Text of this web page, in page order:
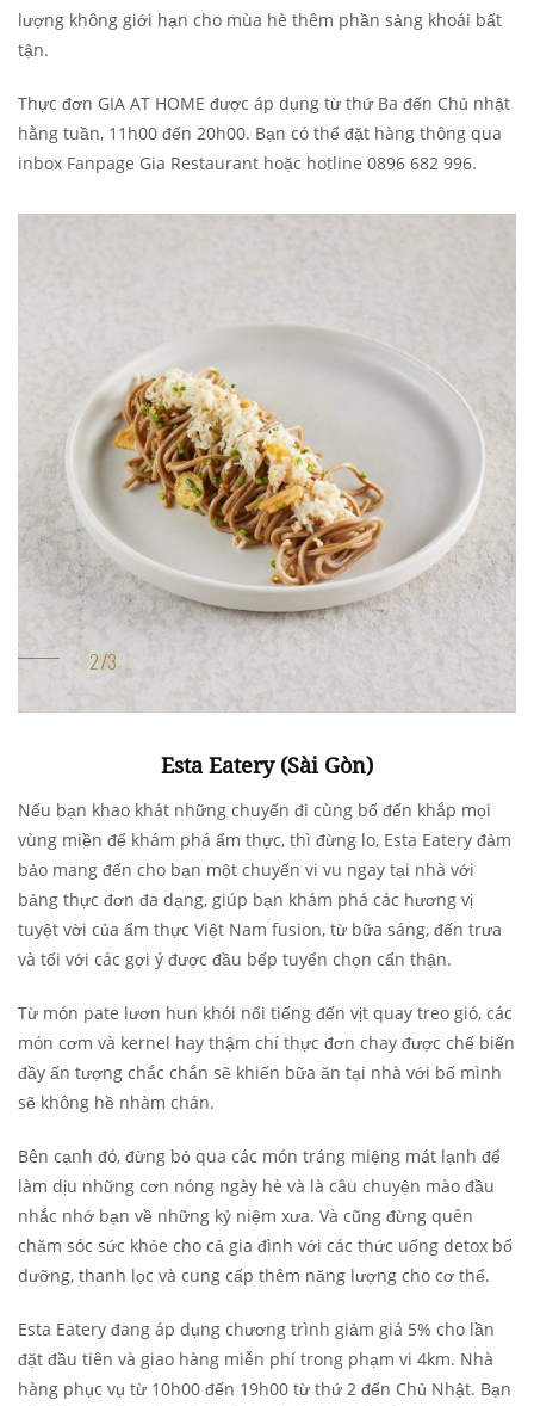
lượng không giới hạn cho mùa hè thêm phần sảng khoái bất
tận.
Thực đơn GIA AT HOME được áp dụng từ thứ Ba đến Chủ nhật
hằng tuần, 11h00 đến 20h00. Bạn có thể đặt hàng thông qua
inbox Fanpage Gia Restaurant hoặc hotline 0896 682 996.
Esta Eatery (Sài Gòn)
Nếu bạn khao khát những chuyến đi cùng bố đến khắp mọi
vùng miền để khám phá ẩm thực, thì đừng lo, Esta Eatery đảm
bảo mang đến cho bạn một chuyến vi vu ngay tại nhà với
bảng thực đơn đa dạng, giúp bạn khám phá các hương vị
tuyệt vời của ẩm thực Việt Nam fusion, từ bữa sáng, đến trưa
và tối với các gợi ý được đầu bếp tuyển chọn cẩn thận.
Từ món pate lươn hun khói nổi tiếng đến vịt quay treo gió, các
món cơm và kernel hay thậm chí thực đơn chay được chế biến
đầy ấn tượng chắc chắn sẽ khiến bữa ăn tại nhà với bố mình
sẽ không hề nhàm chán.
Bên cạnh đó, đừng bỏ qua các món tráng miệng mát lạnh để
làm dịu những cơn nóng ngày hè và là câu chuyện mào đầu
nhắc nhớ bạn về những kỷ niệm xưa. Và cũng đừng quên
chăm sóc sức khỏe cho cả gia đình với các thức uống detox bổ
dưỡng, thanh lọc và cung cấp thêm năng lượng cho cơ thể.
Esta Eatery đang áp dụng chương trình giảm giá 5% cho lần
đặt đầu tiên và giao hàng miễn phí trong phạm vi 4km. Nhà
hàng phục vụ từ 10h00 đến 19h00 từ thứ 2 đến Chủ Nhật. Bạn